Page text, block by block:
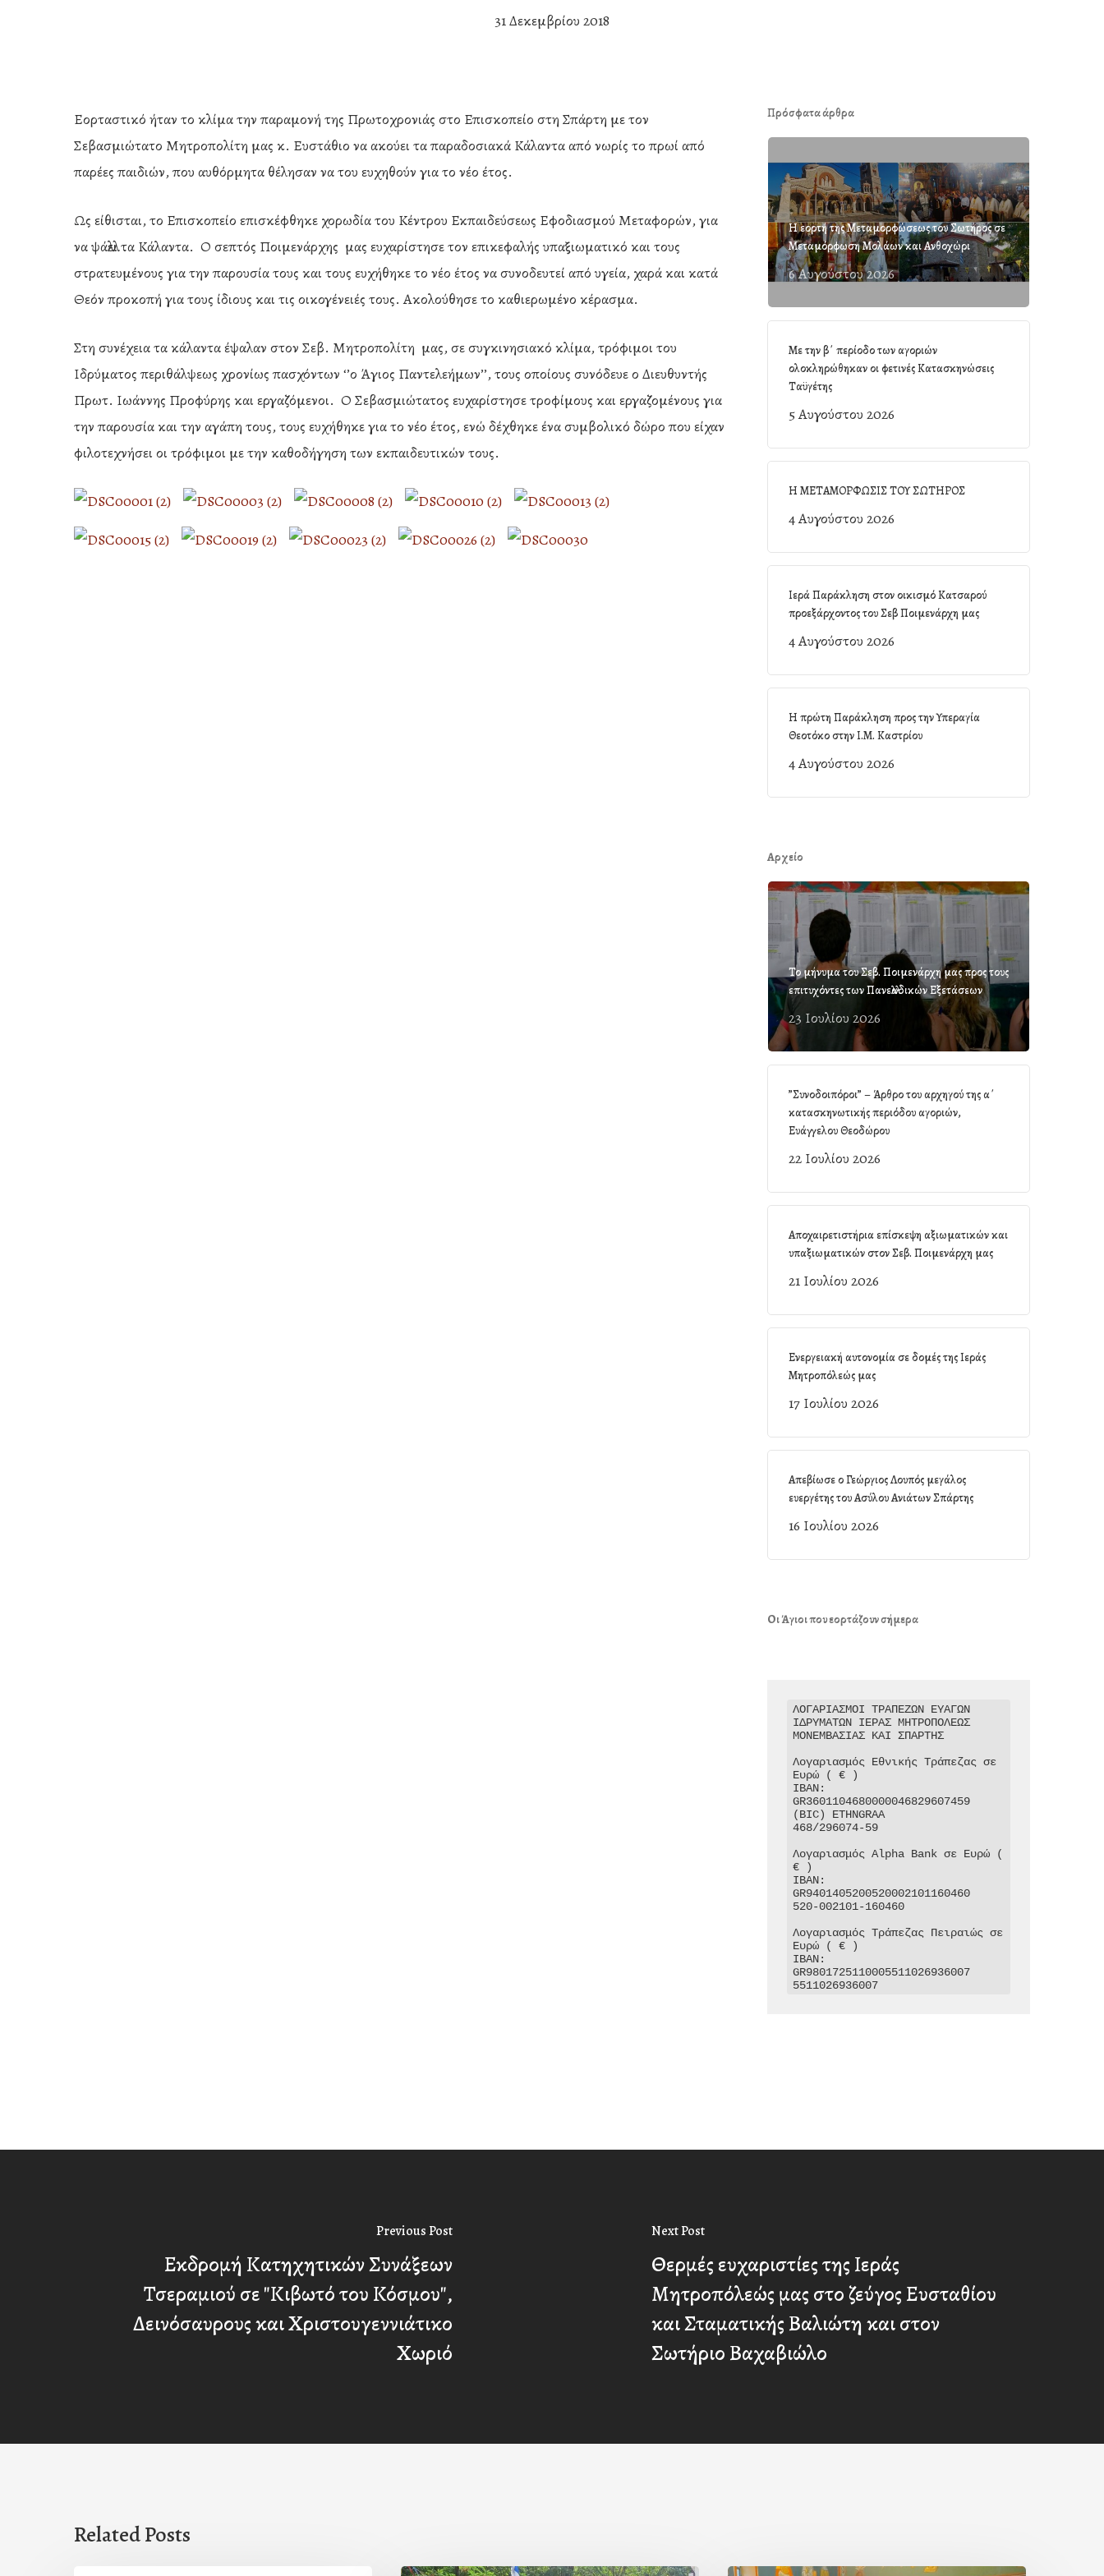
31 Δεκεμβρίου 2018
Εορταστικό ήταν το κλίμα την παραμονή της Πρωτοχρονιάς στο Επισκοπείο στη Σπάρτη με τον
Σεβασμιώτατο Μητροπολίτη μας κ. Ευστάθιο να ακούει τα παραδοσιακά Κάλαντα από νωρίς το πρωί από
παρέες παιδιών, που αυθόρμητα θέλησαν να του ευχηθούν για το νέο έτος.
Ως είθισται, το Επισκοπείο επισκέφθηκε χορωδία του Κέντρου Εκπαιδεύσεως Εφοδιασμού Μεταφορών, για
να ψάλλει τα Κάλαντα. Ο σεπτός Ποιμενάρχης μας ευχαρίστησε τον επικεφαλής υπαξιωματικό και τους
στρατευμένους για την παρουσία τους και τους ευχήθηκε το νέο έτος να συνοδευτεί από υγεία, χαρά και κατά
Θεόν προκοπή για τους ίδιους και τις οικογένειές τους. Ακολούθησε το καθιερωμένο κέρασμα.
Στη συνέχεια τα κάλαντα έψαλαν στον Σεβ. Μητροπολίτη μας, σε συγκινησιακό κλίμα, τρόφιμοι του
Ιδρύματος περιθάλψεως χρονίως πασχόντων ‘’ο Άγιος Παντελεήμων’’, τους οποίους συνόδευε ο Διευθυντής
Πρωτ. Ιωάννης Προφύρης και εργαζόμενοι. Ο Σεβασμιώτατος ευχαρίστησε τροφίμους και εργαζομένους για
την παρουσία και την αγάπη τους, τους ευχήθηκε για το νέο έτος, ενώ δέχθηκε ένα συμβολικό δώρο που είχαν
φιλοτεχνήσει οι τρόφιμοι με την καθοδήγηση των εκπαιδευτικών τους.
Πρόσφατα άρθρα
Η εορτή της Μεταμορφώσεως του Σωτήρος σε
Μεταμόρφωση Μολάων και Ανθοχώρι
6 Αυγούστου 2026
Με την β΄ περίοδο των αγοριών
ολοκληρώθηκαν οι φετινές Κατασκηνώσεις
Ταϋγέτης
5 Αυγούστου 2026
Η ΜΕΤΑΜΟΡΦΩΣΙΣ ΤΟΥ ΣΩΤΗΡΟΣ
4 Αυγούστου 2026
Ιερά Παράκληση στον οικισμό Κατσαρού
προεξάρχοντος του Σεβ Ποιμενάρχη μας
4 Αυγούστου 2026
Η πρώτη Παράκληση προς την Υπεραγία
Θεοτόκο στην Ι.Μ. Καστρίου
4 Αυγούστου 2026
Αρχείο
Το μήνυμα του Σεβ. Ποιμενάρχη μας προς τους
επιτυχόντες των Πανελλαδικών Εξετάσεων
23 Ιουλίου 2026
”Συνοδοιπόροι” – Άρθρο του αρχηγού της α΄
κατασκηνωτικής περιόδου αγοριών,
Ευάγγελου Θεοδώρου
22 Ιουλίου 2026
Αποχαιρετιστήρια επίσκεψη αξιωματικών και
υπαξιωματικών στον Σεβ. Ποιμενάρχη μας
21 Ιουλίου 2026
Ενεργειακή αυτονομία σε δομές της Ιεράς
Μητροπόλεώς μας
17 Ιουλίου 2026
Απεβίωσε ο Γεώργιος Λουπός μεγάλος
ευεργέτης του Ασύλου Ανιάτων Σπάρτης
16 Ιουλίου 2026
Οι Άγιοι που εορτάζουν σήμερα
ΛΟΓΑΡΙΑΣΜΟΙ ΤΡΑΠΕΖΩΝ ΕΥΑΓΩΝ
ΙΔΡΥΜΑΤΩΝ ΙΕΡΑΣ ΜΗΤΡΟΠΟΛΕΩΣ
ΜΟΝΕΜΒΑΣΙΑΣ ΚΑΙ ΣΠΑΡΤΗΣ
Λογαριασμός Εθνικής Τράπεζας σε
Ευρώ ( € )
IBAN:
GR3601104680000046829607459
(BIC) ETHNGRAA
468/296074-59
Λογαριασμός Alpha Bank σε Ευρώ (
€ )
IBAN:
GR9401405200520002101160460
520-002101-160460
Λογαριασμός Τράπεζας Πειραιώς σε
Ευρώ ( € )
IBAN:
GR9801725110005511026936007
5511026936007
Previous Post
Εκδρομή Κατηχητικών Συνάξεων
Τσεραμιού σε "Κιβωτό του Κόσμου",
Δεινόσαυρους και Χριστουγεννιάτικο
Χωριό
Next Post
Θερμές ευχαριστίες της Ιεράς
Μητροπόλεώς μας στο ζεύγος Ευσταθίου
και Σταματικής Βαλιώτη και στον
Σωτήριο Βαχαβιώλο
Related Posts